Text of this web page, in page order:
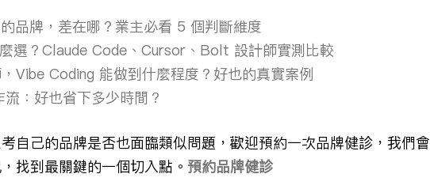
品牌，差在哪？業主必看 5 個判斷維度
選？Claude Code、Cursor、Bolt 設計師實測比較
Vibe Coding 能做到什麼程度？好也的真實案例
：好也省下多少時間？
自己的品牌是否也面臨類似問題，歡迎預約一次品牌健診，我們會
找到最關鍵的一個切入點。 預約品牌健診